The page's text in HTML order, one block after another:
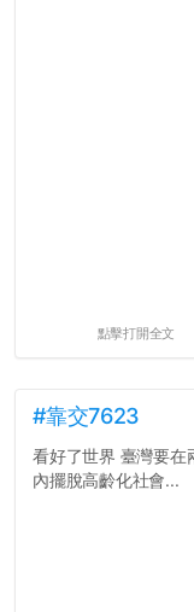
點擊打開全文
#靠交7623
看好了世界 臺灣要在
內擺脫高齡化社會...